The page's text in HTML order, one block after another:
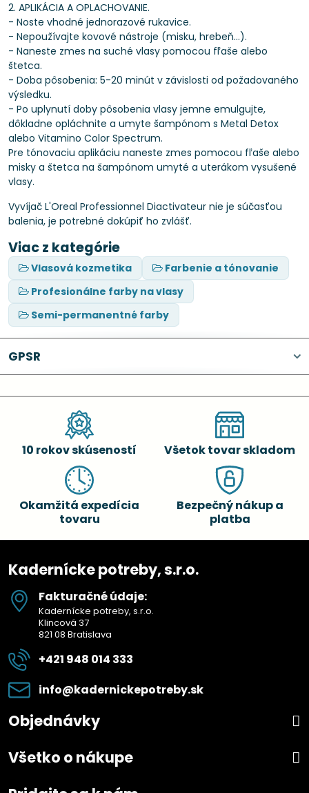
2. APLIKÁCIA A OPLACHOVANIE.
- Noste vhodné jednorazové rukavice.
- Nepoužívajte kovové nástroje (misku, hrebeň...).
- Naneste zmes na suché vlasy pomocou fľaše alebo
štetca.
- Doba pôsobenia: 5-20 minút v závislosti od požadovaného
výsledku.
- Po uplynutí doby pôsobenia vlasy jemne emulgujte,
dôkladne opláchnite a umyte šampónom s Metal Detox
alebo Vitamino Color Spectrum.
Pre tónovaciu aplikáciu naneste zmes pomocou fľaše alebo
misky a štetca na šampónom umyté a uterákom vysušené
vlasy.
Vyvíjač L'Oreal Professionnel Diactivateur nie je súčasťou
balenia, je potrebné dokúpiť ho zvlášť.
Viac z kategórie
Vlasová kozmetika
Farbenie a tónovanie
Profesionálne farby na vlasy
Semi-permanentné farby
GPSR
10 rokov skúseností Všetok tovar skladom
Okamžitá expedícia
tovaru
Bezpečný nákup a
platba
Kadernícke potreby, s.r.o.
Fakturačné údaje:
Kadernícke potreby, s.r.o.
Klincová 37
821 08 Bratislava
+421 948 014 333
info​@kadernickepotreby​.sk
Objednávky
Všetko o nákupe